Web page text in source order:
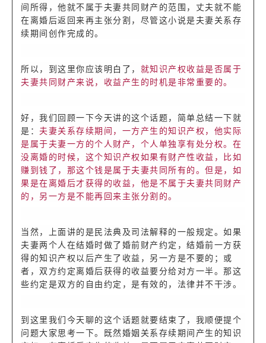
间所得，他就不属于夫妻共同财产的范围，丈夫就不能
在离婚后返回来再主张分割，尽管这小说是夫妻关系存
续期间创作完成的。
所以，到这里你应该明白了， 就知识产权收益是否属于
夫妻共同财产来说，收益产生的时机是非常重要的。
好，我们回顾一下今天讲的这个话题，简单总结一下就
是： 夫妻关系存续期间，一方产生的知识产权，他实际
是属于夫妻一方的个人财产，个人单独享有处分权。在
没离婚的时候，这个知识产权如果有财产性收益，比如
赚到钱了，那这个钱是属于夫妻共同所有的。但是，如
果是在离婚后才获得的收益，他是不属于夫妻共同财产
的，另一方是不能再回来主张分割的。
当然，上面讲的是民法典及司法解释的一般规定。如果
夫妻两个人在结婚时做了婚前财产约定，结婚前一方获
得的知识产权以后产生了收益，另一方是不要的；或
者，双方约定离婚后获得的收益要分给对方一半。那这
些约定是双方的自由约定，是有效的，法律并不干涉。
到这里我们今天聊的这个话题就要结束了，我顺便提个
问题大家思考一下。既然婚姻关系存续期间产生的知识